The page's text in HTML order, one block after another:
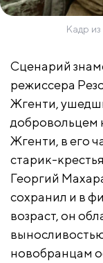
Кадр
Сценарий
режиссера
Жгенти,
добровольцем
Жгенти, в его
старик-
Георгий
сохранил и в
возраст, он
новобранцам